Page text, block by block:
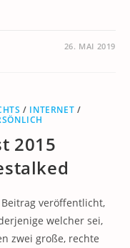
26. MAI 2019
/ INTERNET /
2015
veröffentlicht,
welcher sei,
zwei große, rechte